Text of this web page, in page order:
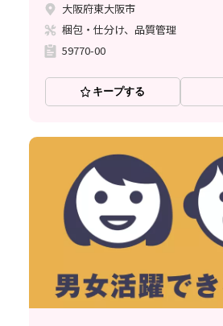
大阪府東大阪市
梱包・仕分け、品質管理
59770-00
キープする